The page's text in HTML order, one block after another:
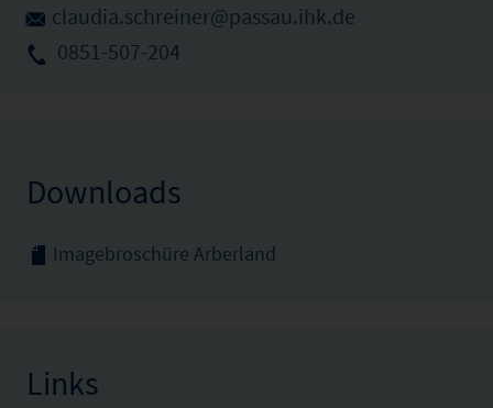
claudia.schreiner@passau.ihk.de
0851-507-204
Downloads
Imagebroschüre Arberland
Links